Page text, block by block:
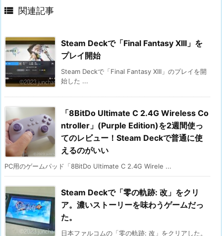
 関連記事
Steam Deckで「Final Fantasy XIII」を
プレイ開始
Steam Deckで「Final Fantasy XIII」のプレイを開
始した ...
「8BitDo Ultimate C 2.4G Wireless Co
ntroller」(Purple Edition)を2週間使っ
てのレビュー！Steam Deckで普通に使
えるのがいい
PC用のゲームパッド「8BitDo Ultimate C 2.4G Wirele ...
Steam Deckで「零の軌跡: 改」をクリ
ア。濃いストーリーを味わうゲームだっ
た。
日本ファルコムの「零の軌跡: 改」をクリアした。